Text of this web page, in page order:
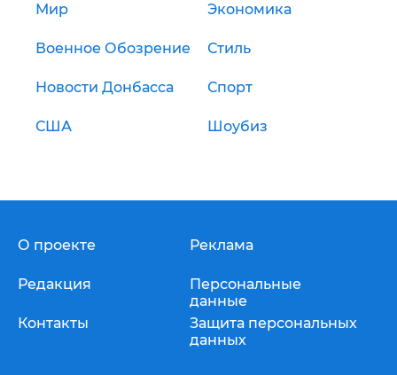
Мир Экономика
Военное Обозрение Стиль
Новости Донбасса Спорт
США Шоубиз
О проекте
Редакция
Контакты
Реклама
Персональные
данные
Защита персональных
данных